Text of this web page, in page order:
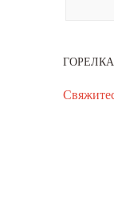
ГОРЕЛКА